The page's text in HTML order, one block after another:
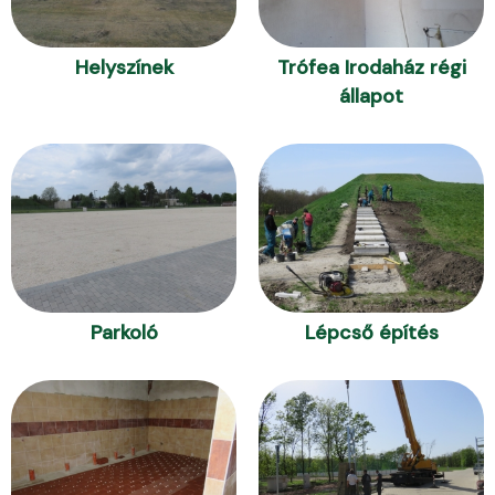
Helyszínek
Trófea Irodaház régi
állapot
Parkoló Lépcső építés